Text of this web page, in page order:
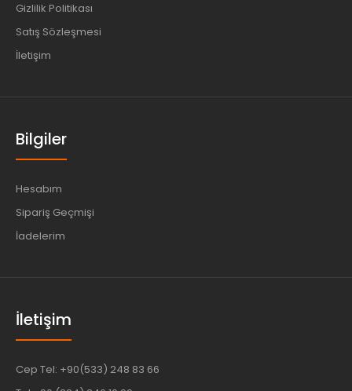
Gizlilik Politikası
Satış Sözleşmesi
İletişim
Bilgiler
Hesabım
Sipariş Geçmişi
İadelerim
İletişim
Cep Tel: +90(533) 248 83 66